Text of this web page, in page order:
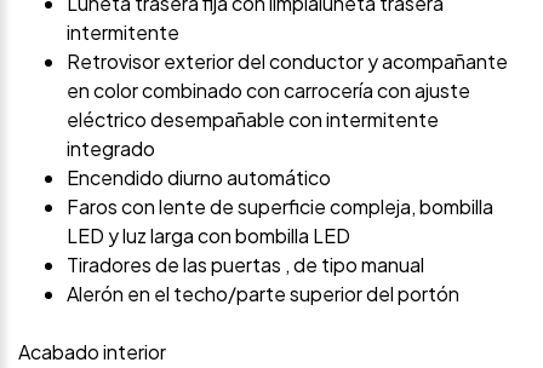
intermitente
Retrovisor exterior del conductor y acompañante
en color combinado con carrocería con ajuste
eléctrico desempañable con intermitente
integrado
Encendido diurno automático
Faros con lente de superficie compleja, bombilla
LED y luz larga con bombilla LED
Tiradores de las puertas , de tipo manual
Alerón en el techo/parte superior del portón
Acabado interior